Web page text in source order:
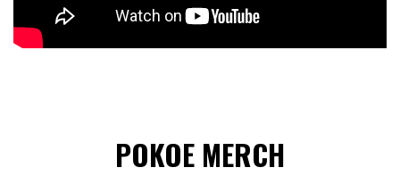
POKOE MERCH